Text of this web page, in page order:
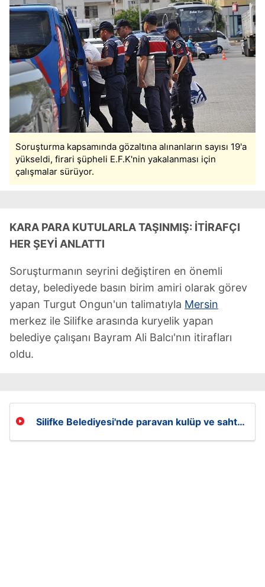
Soruşturma kapsamında gözaltına alınanların sayısı 19'a
yükseldi, firari şüpheli E.F.K'nin yakalanması için
çalışmalar sürüyor.
KARA PARA KUTULARLA TAŞINMIŞ: İTİRAFÇI
HER ŞEYİ ANLATTI
Soruşturmanın seyrini değiştiren en önemli
detay, belediyede basın birim amiri olarak görev
yapan Turgut Ongun'un talimatıyla Mersin
merkez ile Silifke arasında kuryelik yapan
belediye çalışanı Bayram Ali Balcı'nın itirafları
oldu.
Silifke Belediyesi'nde paravan kulüp ve sahte